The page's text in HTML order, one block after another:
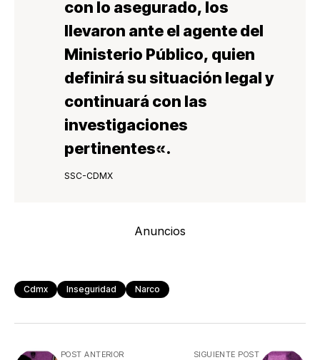
con lo asegurado, los
llevaron ante el agente del
Ministerio Público, quien
definirá su situación legal y
continuará con las
investigaciones
pertinentes«.
SSC-CDMX
Anuncios
Cdmx Inseguridad Narco
POST ANTERIOR SIGUIENTE POST